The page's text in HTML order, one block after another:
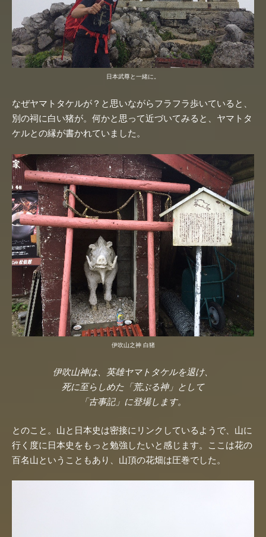
日本武尊と一緒に。
なぜヤマトタケルが？と思いながらフラフラ歩いていると、
別の祠に白い猪が。何かと思って近づいてみると、ヤマトタ
ケルとの縁が書かれていました。
伊吹山之神 白猪
伊吹山神は、英雄ヤマトタケルを退け、
死に至らしめた「荒ぶる神」として
「古事記」に登場します。
とのこと。山と日本史は密接にリンクしているようで、山に
行く度に日本史をもっと勉強したいと感じます。ここは花の
百名山ということもあり、山頂の花畑は圧巻でした。